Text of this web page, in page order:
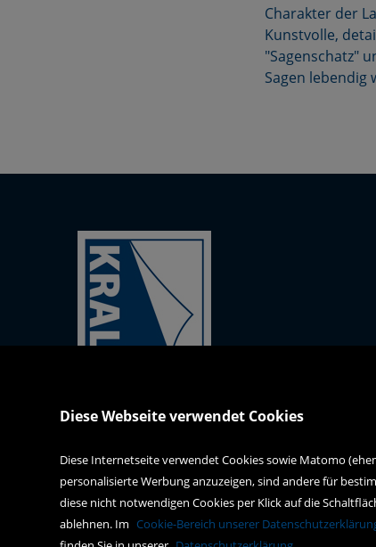
Charakter der
Kunstvolle,
"Sagenschatz"
Sagen lebendig
Gabrielerstrasse 171
webshop@kral-buch.at
+43 2236 47834
Diese Webseite verwendet Cookies
Diese Internetseite verwendet Cookies sowie Matomo
personalisierte Werbung anzuzeigen, sind andere für
diese nicht notwendigen Cookies per Klick auf die
ablehnen. Im Cookie-Bereich unserer